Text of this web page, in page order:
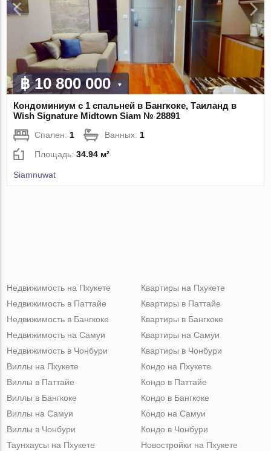
฿ 10 800 000
Кондоминиум с 1 спальней в Бангкоке, Таиланд в
Wish Signature Midtown Siam № 28891
Спален:1 Ванных:1
Площадь:34.94 м²
Siamnuwat
Недвижимость на Пхукете
Недвижимость в Паттайе
Недвижимость в Бангкоке
Недвижимость на Самуи
Недвижимость в Чонбури
Квартиры на Пхукете
Квартиры в Паттайе
Квартиры в Бангкоке
Квартиры на Самуи
Квартиры в Чонбури
Виллы на Пхукете
Виллы в Паттайе
Виллы в Бангкоке
Виллы на Самуи
Виллы в Чонбури
Кондо на Пхукете
Кондо в Паттайе
Кондо в Бангкоке
Кондо на Самуи
Кондо в Чонбури
Таунхаусы на Пхукете
Новостройки на Пхукете